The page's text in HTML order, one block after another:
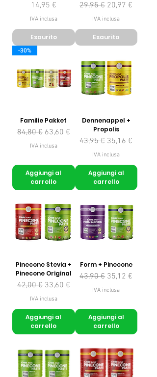
Prezzo
14,95 €
IVA inclusa
Esaurito
Prezzo regolare
29,95 € Prezzo scontato
20,97 €
IVA inclusa
Esaurito
-30%
Familie Pakket
Prezzo regolare
84,80 € Prezzo scontato
63,60 €
IVA inclusa
Aggiungi al
carrello
Dennenappel +
Propolis
Prezzo regolare
43,95 € Prezzo scontato
35,16 €
IVA inclusa
Aggiungi al
carrello
Pinecone Stevia +
Pinecone Original
Prezzo regolare
42,00 € Prezzo scontato
33,60 €
IVA inclusa
Aggiungi al
carrello
Form + Pinecone
Prezzo regolare
43,90 € Prezzo scontato
35,12 €
IVA inclusa
Aggiungi al
carrello